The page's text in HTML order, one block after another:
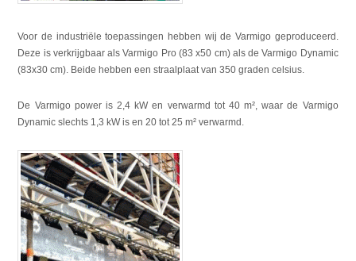
Voor de industriële toepassingen hebben wij de Varmigo geproduceerd.
Deze is verkrijgbaar als Varmigo Pro (83 x50 cm) als de Varmigo Dynamic
(83x30 cm). Beide hebben een straalplaat van 350 graden celsius.
De Varmigo power is 2,4 kW en verwarmd tot 40 m², waar de Varmigo
Dynamic slechts 1,3 kW is en 20 tot 25 m² verwarmd.